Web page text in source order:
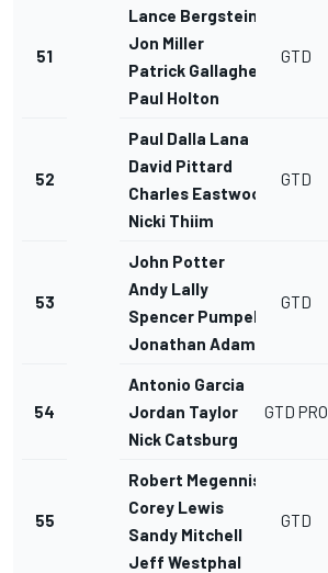
51
Lance Bergstein
Jon Miller
Patrick Gallagher
Paul Holton
GTD
52
Paul Dalla Lana
David Pittard
Charles Eastwood
Nicki Thiim
GTD
53
John Potter
Andy Lally
Spencer Pumpelly
Jonathan Adam
GTD
54
Antonio Garcia
Jordan Taylor
Nick Catsburg
GTD PRO
55
Robert Megennis
Corey Lewis
Sandy Mitchell
Jeff Westphal
GTD